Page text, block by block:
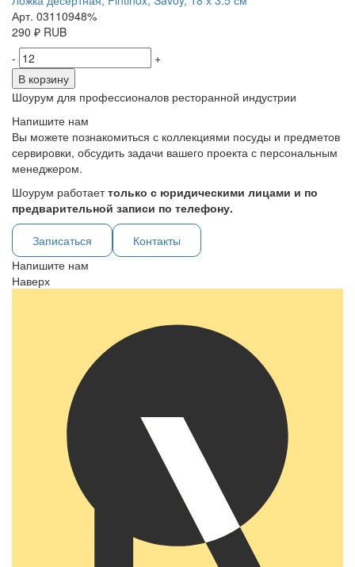
Арт. 03110948%
290 ₽ RUB
-
+
В корзину
Шоурум для профессионалов ресторанной индустрии
Напишите нам
Вы можете познакомиться с коллекциями посуды и предметов
сервировки, обсудить задачи вашего проекта с персональным
менеджером.
Шоурум работаеттолько с юридическими лицами и по
предварительной записи по телефону.
Записаться
Контакты
Напишите нам
Наверх